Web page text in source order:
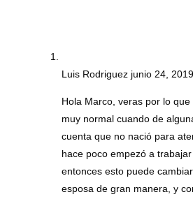
Luis Rodriguez junio 24, 2019
Hola Marco, veras por lo
muy normal cuando de
cuenta que no nació para
hace poco empezó a
entonces esto puede
esposa de gran manera, y